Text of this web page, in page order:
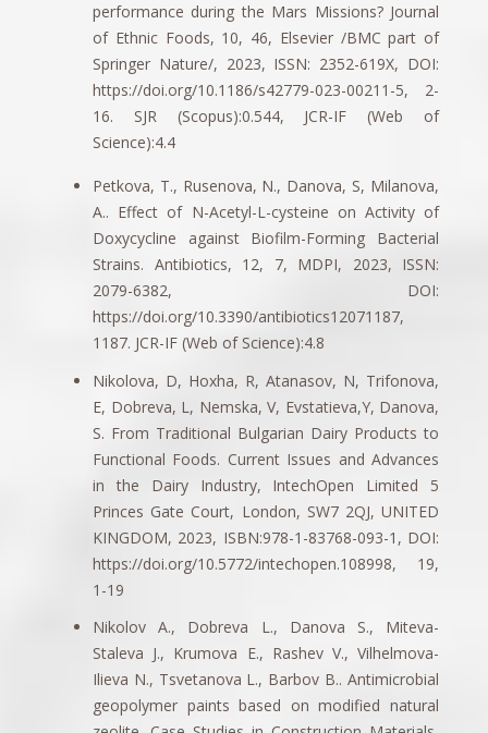
performance during the Mars Missions? Journal
of Ethnic Foods, 10, 46, Elsevier /BMC part of
Springer Nature/, 2023, ISSN: 2352-619X, DOI:
https://doi.org/10.1186/s42779-023-00211-5, 2-
16. SJR (Scopus):0.544, JCR-IF (Web of
Science):4.4
Petkova, T., Rusenova, N., Danova, S, Milanova,
A.. Effect of N-Acetyl-L-cysteine on Activity of
Doxycycline against Biofilm-Forming Bacterial
Strains. Antibiotics, 12, 7, MDPI, 2023, ISSN:
2079-6382, DOI:
https://doi.org/10.3390/antibiotics12071187,
1187. JCR-IF (Web of Science):4.8
Nikolova, D, Hoxha, R, Atanasov, N, Trifonova,
E, Dobreva, L, Nemska, V, Evstatieva,Y, Danova,
S. From Traditional Bulgarian Dairy Products to
Functional Foods. Current Issues and Advances
in the Dairy Industry, IntechOpen Limited 5
Princes Gate Court, London, SW7 2QJ, UNITED
KINGDOM, 2023, ISBN:978-1-83768-093-1, DOI:
https://doi.org/10.5772/intechopen.108998, 19,
1-19
Nikolov A., Dobreva L., Danova S., Miteva-
Staleva J., Krumova E., Rashev V., Vilhelmova-
Ilieva N., Tsvetanova L., Barbov B.. Antimicrobial
geopolymer paints based on modified natural